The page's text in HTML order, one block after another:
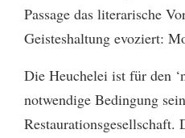
Passage das literarische
Geisteshaltung evoziert:
Die Heuchelei ist für den
notwendige Bedingung